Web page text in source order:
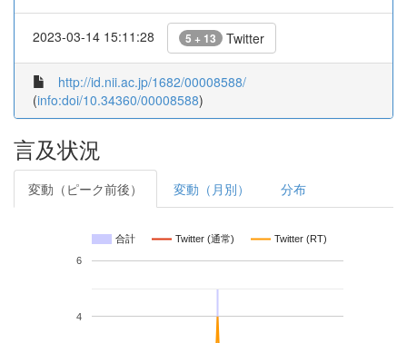
2023-03-14 15:11:28 5 + 13 Twitter
http://id.nii.ac.jp/1682/00008588/
(info:doi/10.34360/00008588)
言及状況
変動（ピーク前後） 変動（月別） 分布
合計 Twitter (通常) Twitter (RT)
4
6